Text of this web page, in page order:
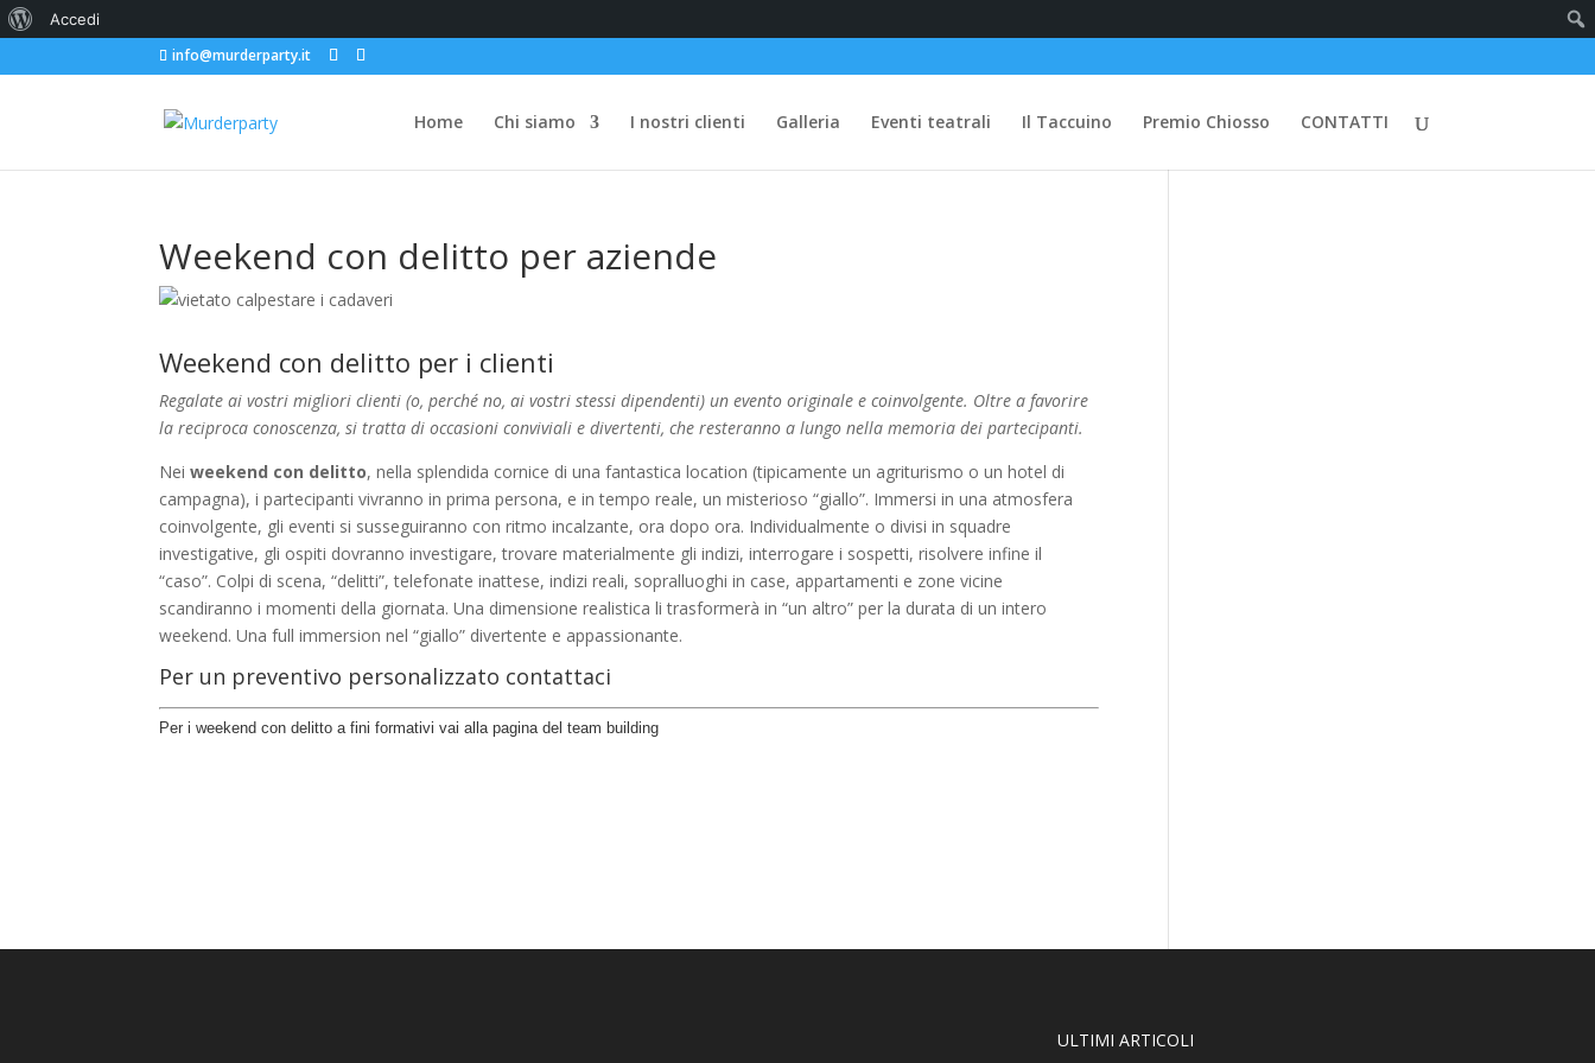
Informazioni
Accedi
info@murderparty.it
Home Chi siamo I nostri clienti Galleria Eventi teatrali Il Taccuino Premio Chiosso CONTATTI
Weekend con delitto per aziende
Weekend con delitto per i clienti
Regalate ai vostri migliori clienti (o, perché no, ai vostri stessi dipendenti) un evento originale e coinvolgente. Oltre a favorire
la reciproca conoscenza, si tratta di occasioni conviviali e divertenti, che resteranno a lungo nella memoria dei partecipanti.
Neiweekend con delitto, nella splendida cornice di una fantastica location (tipicamente un agriturismo o un hotel di
campagna), i partecipanti vivranno in prima persona, e in tempo reale, un misterioso “giallo”. Immersi in una atmosfera
coinvolgente, gli eventi si susseguiranno con ritmo incalzante, ora dopo ora. Individualmente o divisi in squadre
investigative, gli ospiti dovranno investigare, trovare materialmente gli indizi, interrogare i sospetti, risolvere infine il
“caso”. Colpi di scena, “delitti”, telefonate inattese, indizi reali, sopralluoghi in case, appartamenti e zone vicine
scandiranno i momenti della giornata. Una dimensione realistica li trasformerà in “un altro” per la durata di un intero
weekend. Una full immersion nel “giallo” divertente e appassionante.
Per un preventivo personalizzato contattaci
Per i weekend con delitto a fini formativi vai alla pagina del team building
ULTIMI ARTICOLI